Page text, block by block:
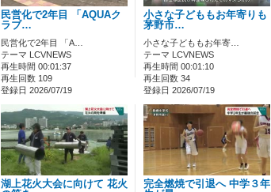
民営化で2年目 「AQUAク
ラブ…
民営化で2年目 「A…
テーマ LCVNEWS
再生時間 00:01:37
再生回数 109
登録日 2026/07/19
小さな子どももお年寄りも
茅野市…
小さな子どももお年寄…
テーマ LCVNEWS
再生時間 00:01:10
再生回数 34
登録日 2026/07/19
湖上花火大会に向けて 花火
完全燃焼で引退へ 中学３年